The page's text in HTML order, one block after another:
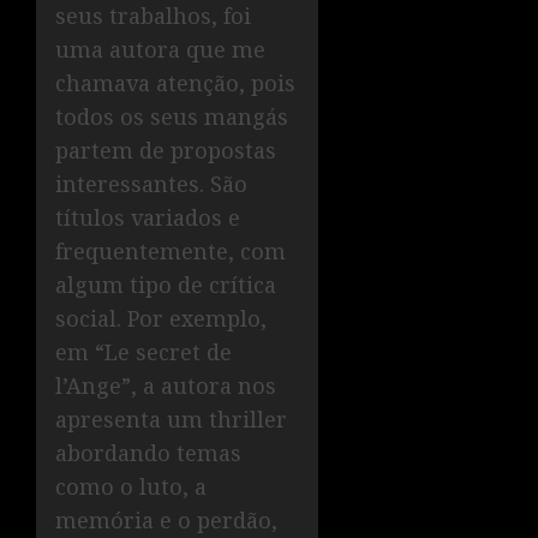
seus trabalhos, foi
uma autora que me
chamava atenção, pois
todos os seus mangás
partem de propostas
interessantes. São
títulos variados e
frequentemente, com
algum tipo de crítica
social. Por exemplo,
em “Le secret de
l’Ange”, a autora nos
apresenta um thriller
abordando temas
como o luto, a
memória e o perdão,